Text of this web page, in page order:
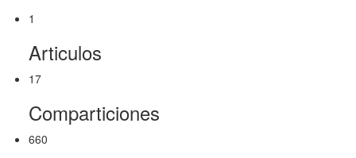
1
Articulos
17
Comparticiones
660